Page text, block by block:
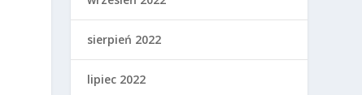
sierpień 2022
lipiec 2022